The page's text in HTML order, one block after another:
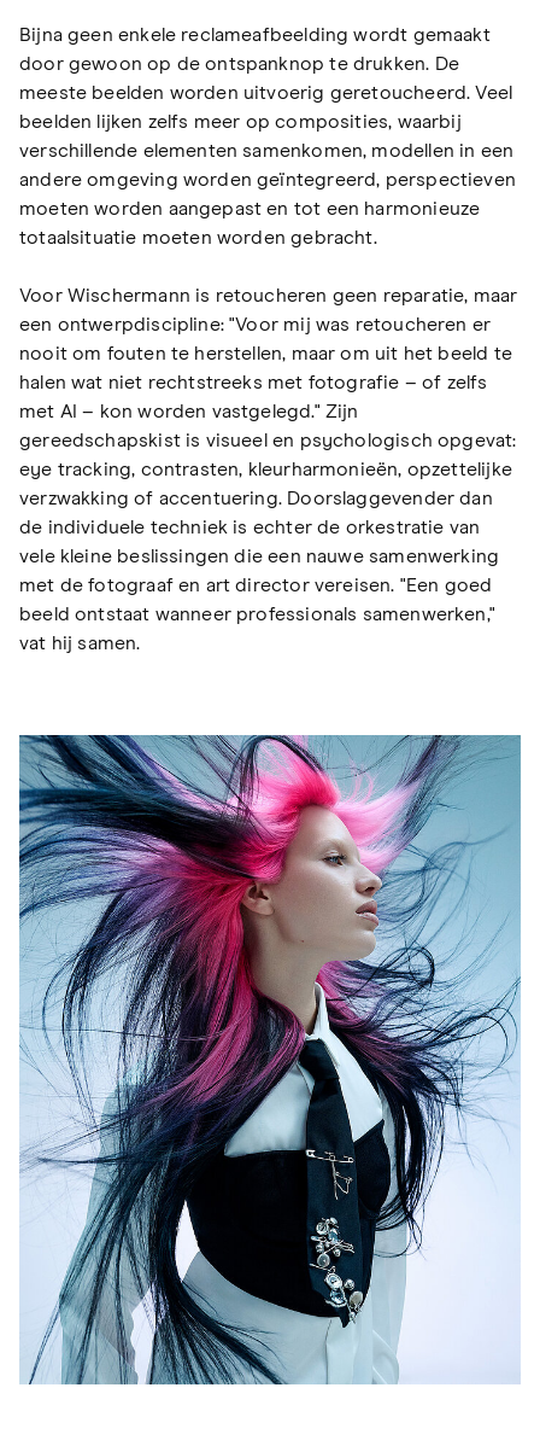
Bijna geen enkele reclameafbeelding wordt gemaakt
door gewoon op de ontspanknop te drukken. De
meeste beelden worden uitvoerig geretoucheerd. Veel
beelden lijken zelfs meer op composities, waarbij
verschillende elementen samenkomen, modellen in een
andere omgeving worden geïntegreerd, perspectieven
moeten worden aangepast en tot een harmonieuze
totaalsituatie moeten worden gebracht.
Voor Wischermann is retoucheren geen reparatie, maar
een ontwerpdiscipline: "Voor mij was retoucheren er
nooit om fouten te herstellen, maar om uit het beeld te
halen wat niet rechtstreeks met fotografie – of zelfs
met AI – kon worden vastgelegd." Zijn
gereedschapskist is visueel en psychologisch opgevat:
eye tracking, contrasten, kleurharmonieën, opzettelijke
verzwakking of accentuering. Doorslaggevender dan
de individuele techniek is echter de orkestratie van
vele kleine beslissingen die een nauwe samenwerking
met de fotograaf en art director vereisen. "Een goed
beeld ontstaat wanneer professionals samenwerken,"
vat hij samen.